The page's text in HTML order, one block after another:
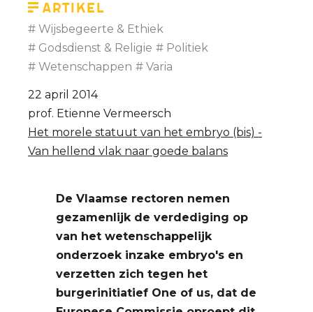
Artikel
Wijsbegeerte & Ethiek
Godsdienst & Religie
Politiek
Wetenschappen
Varia
22 april 2014
prof. Etienne Vermeersch
Het morele statuut van het embryo (bis) -
Van hellend vlak naar goede balans
De Vlaamse rectoren nemen
gezamenlijk de verdediging op
van het wetenschappelijk
onderzoek inzake embryo's en
verzetten zich tegen het
burgerinitiatief One of us, dat de